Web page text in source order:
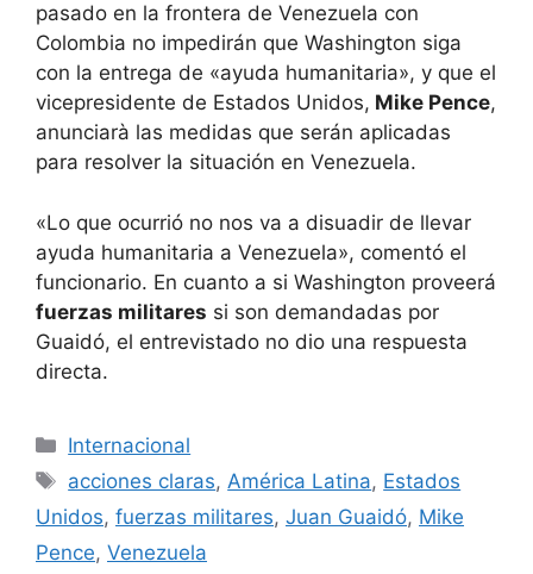
pasado en la frontera de Venezuela con
Colombia no impedirán que Washington siga
con la entrega de «ayuda humanitaria», y que el
vicepresidente de Estados Unidos, Mike Pence,
anunciarà las medidas que serán aplicadas
para resolver la situación en Venezuela.
«Lo que ocurrió no nos va a disuadir de llevar
ayuda humanitaria a Venezuela», comentó el
funcionario. En cuanto a si Washington proveerá
fuerzas militares si son demandadas por
Guaidó, el entrevistado no dio una respuesta
directa.
Categorías
Internacional
Etiquetas
acciones claras, América Latina, Estados
Unidos, fuerzas militares, Juan Guaidó, Mike
Pence, Venezuela